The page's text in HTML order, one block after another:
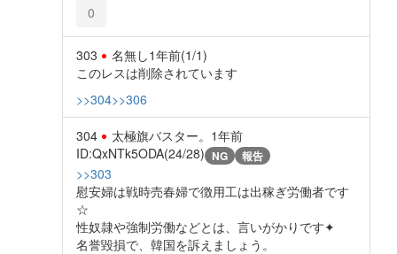
0
303 名無し1年前(1/1)
このレスは削除されています
>>304>>306
304 太極旗バスター。 1年前
ID:QxNTk5ODA(24/28) NG 報告
>>303
慰安婦は戦時売春婦で徴用工は出稼ぎ労働者です
☆
性奴隷や強制労働などとは、言いがかりです✦
名誉毀損で、韓国を訴えましょう。